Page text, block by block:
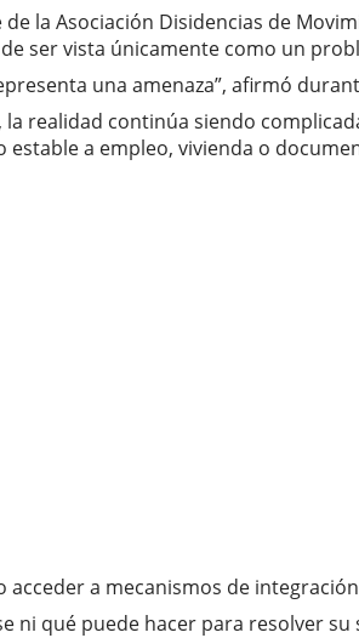
la Asociación Disidencias de
ser vista únicamente como un
una amenaza”, afirmó
realidad continúa siendo
estable a empleo, vivienda o
a mecanismos de
ni qué puede hacer para resolver su